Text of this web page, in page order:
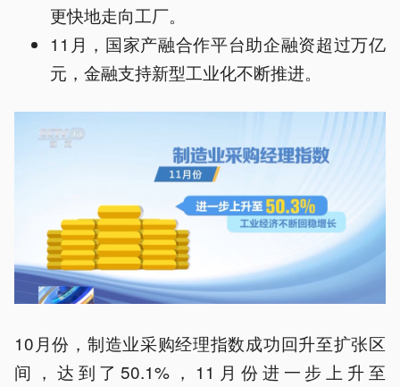
更快地走向工厂。
11月，国家产融合作平台助企融资超过万亿
元，金融支持新型工业化不断推进。
10月份，制造业采购经理指数成功回升至扩张区
间，达到了50.1%，11月份进一步上升至